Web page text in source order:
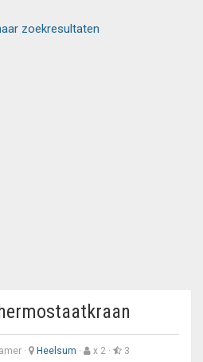
zoekresultaten
· Heelsum · x 2 · 3